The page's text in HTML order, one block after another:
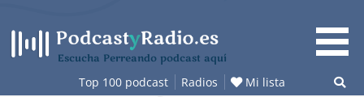
contenido
Escucha Perreando podcast aquí
Top 100 podcast Radios Mi lista